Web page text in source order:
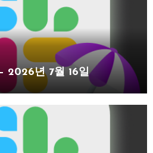
2026년 7월 16일